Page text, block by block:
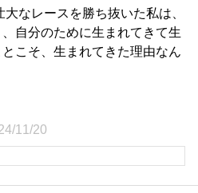
なレースを勝ち抜いた私は、
自分のために生まれてきて生
こそ、生まれてきた理由なん
11/20